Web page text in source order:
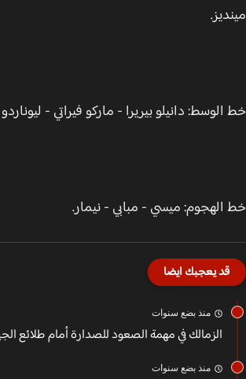
دانيلو بيريرا - ماركو فيراتي - ليوناردو
ميسي - مبابي - نيمار.
قد يعجبك ايضا
منذ بضع سنوات
الزمالك في مهمة الصعود للصدارة أمام طلائع
منذ بضع سنوات